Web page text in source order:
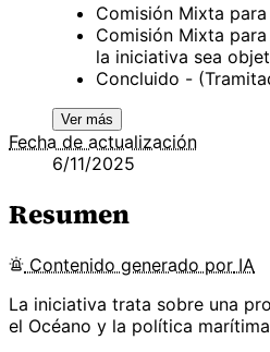
Comisión Mixta
Comisión Mixta
la iniciativa sea
Concluido -
Ver más
Fecha de actualización
6/11/2025
Resumen
Contenido generado por IA
La iniciativa trata sobre una
el Océano y la política